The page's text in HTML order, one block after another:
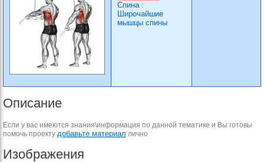
Спина:
Широчайшие
мышцы спины
Описание
Если у вас имеются знания\информация по данной тематике и Вы готовы
помочь проекту добавьте материал лично
Изображения